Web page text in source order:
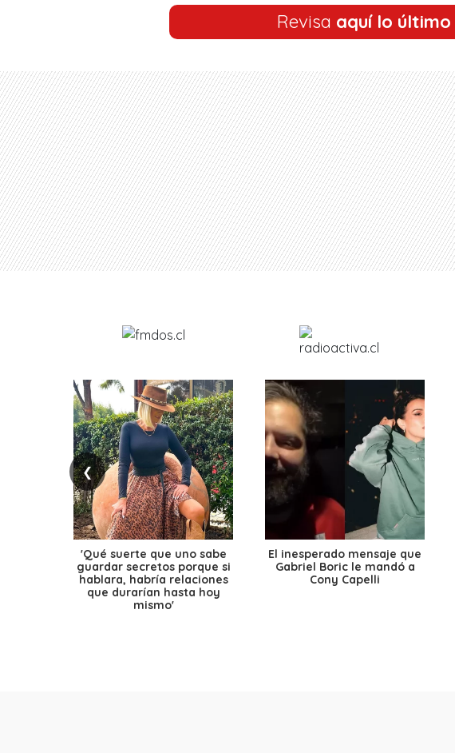
Revisa aquí lo último
❮
'Qué suerte que uno sabe
guardar secretos porque si
hablara, habría relaciones
que durarían hasta hoy
mismo'
El inesperado mensaje que
Gabriel Boric le mandó a
Cony Capelli